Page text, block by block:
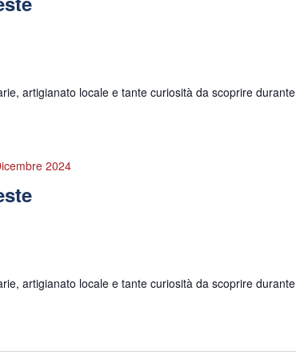
artigianato locale e tante curiosità da scoprire durante
2024
artigianato locale e tante curiosità da scoprire durante